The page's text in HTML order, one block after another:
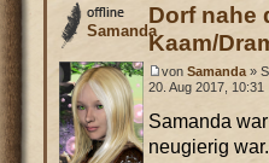
Dorf nahe
Kaam/
von Samanda»
20. Aug 2017, 10:31
Samanda
neugierig
Samanda